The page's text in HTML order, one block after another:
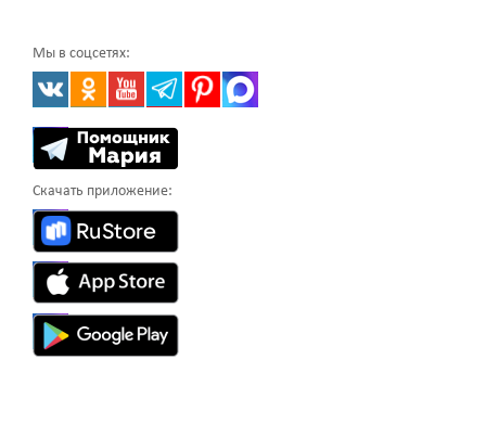
Мы в соцсетях:
Скачать приложение: